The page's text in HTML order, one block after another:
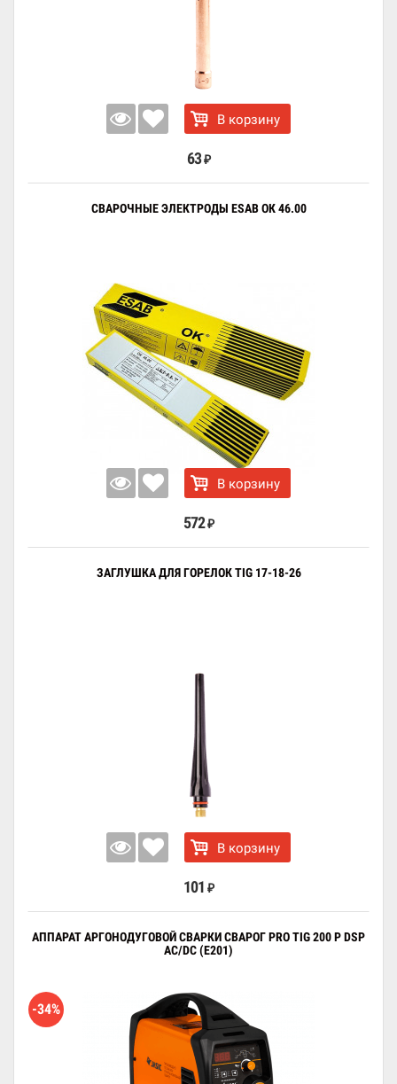
В корзину
63 ₽
СВАРОЧНЫЕ ЭЛЕКТРОДЫ ESAB ОК 46.00
В корзину
572 ₽
ЗАГЛУШКА ДЛЯ ГОРЕЛОК TIG 17-18-26
В корзину
101 ₽
АППАРАТ АРГОНОДУГОВОЙ СВАРКИ СВАРОГ PRO TIG 200 P DSP
AC/DC (E201)
-34%